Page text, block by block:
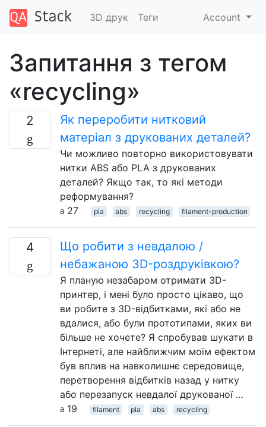
3D друк Теги Account
Запитання з тегом
«recycling»
2
Як переробити нитковий
матеріал з друкованих деталей?
Чи можливо повторно використовувати
нитки ABS або PLA з друкованих
деталей? Якщо так, то які методи
реформування?
27
pla abs recycling filament-production
4
Що робити з невдалою /
небажаною 3D-роздруківкою?
Я планую незабаром отримати 3D-
принтер, і мені було просто цікаво, що
ви робите з 3D-відбитками, які або не
вдалися, або були прототипами, яких ви
більше не хочете? Я спробував шукати в
Інтернеті, але найближчим моїм ефектом
був вплив на навколишнє середовище,
перетворення відбитків назад у нитку
або перезапуск невдалої друкованої …
19
filament pla abs recycling